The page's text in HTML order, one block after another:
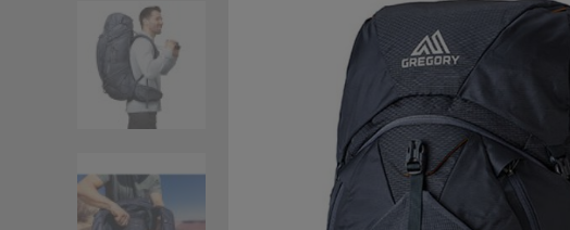
ΠΕΖΟΠΟΡΙΑ
CAMPING
ΣΑΚΙΔΙΑ - ΤΣΑΝΤΕΣ
ΤΑΞΙΔΙ - ΠΟΛΗ